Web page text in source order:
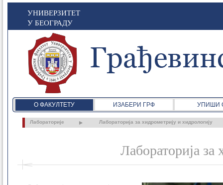
УНИВЕРЗИТЕТ
У БЕОГРАДУ
О ФАКУЛТЕТУ ИЗАБЕРИ ГРФ УПИШИ
Лабораторије Лабораторија за хидрометрију и хидрологију
Лабораторија за